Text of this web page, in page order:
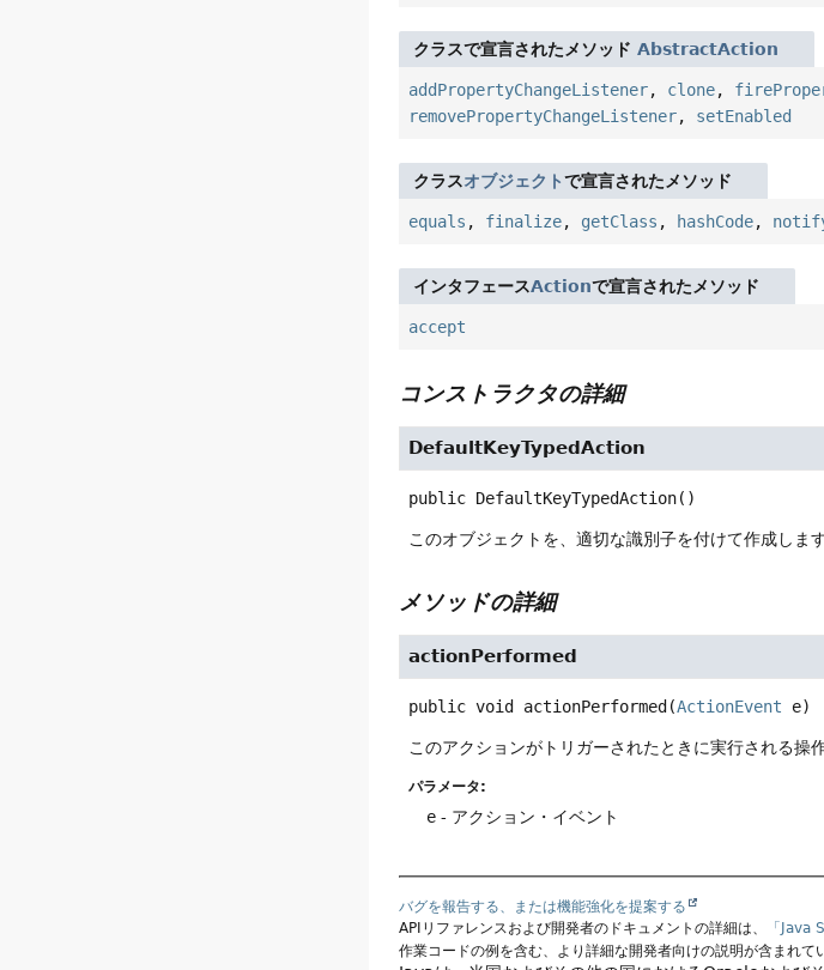
クラスで宣言されたメソッドAbstractAction
addPropertyChangeListener, clone,
removePropertyChangeListener, setEnabled
クラスオブジェクトで宣言されたメソッド
equals , finalize, getClass , hashCode,
インタフェースActionで宣言されたメソッド
accept
コンストラクタの詳細
DefaultKeyTypedAction
public DefaultKeyTypedAction()
このオブジェクトを、適切な識別子を付けて作成します
メソッドの詳細
actionPerformed
public void actionPerformed (ActionEvent e)
このアクションがトリガーされたときに実行される操作
パラメータ:
e - アクション・イベント
バグを報告する、または機能強化を提案する
APIリファレンスおよび開発者のドキュメントの詳細は、
「Java
作業コードの例を含む、より詳細な開発者向けの説明が含まれて